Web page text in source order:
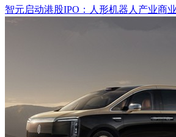
智元启动港股IPO：人形机器人产业商